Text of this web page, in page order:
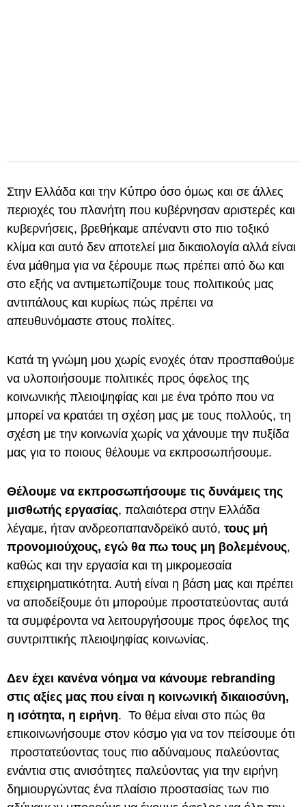
Στην Ελλάδα και την Κύπρο όσο όμως και σε άλλες
περιοχές του πλανήτη που κυβέρνησαν αριστερές και
κυβερνήσεις, βρεθήκαμε απέναντι στο πιο τοξικό
κλίμα και αυτό δεν αποτελεί μια δικαιολογία αλλά είναι
ένα μάθημα για να ξέρουμε πως πρέπει από δω και
στο εξής να αντιμετωπίζουμε τους πολιτικούς μας
αντιπάλους και κυρίως πώς πρέπει να
απευθυνόμαστε στους πολίτες.
Κατά τη γνώμη μου χωρίς ενοχές όταν προσπαθούμε
να υλοποιήσουμε πολιτικές προς όφελος της
κοινωνικής πλειοψηφίας και με ένα τρόπο που να
μπορεί να κρατάει τη σχέση μας με τους πολλούς, τη
σχέση με την κοινωνία χωρίς να χάνουμε την πυξίδα
μας για το ποιους θέλουμε να εκπροσωπήσουμε.
Θέλουμε να εκπροσωπήσουμε τις δυνάμεις της
μισθωτής εργασίας, παλαιότερα στην Ελλάδα
λέγαμε, ήταν ανδρεοπαπανδρεϊκό αυτό, τους μή
προνομιούχους, εγώ θα πω τους μη βολεμένους,
καθώς και την εργασία και τη μικρομεσαία
επιχειρηματικότητα. Αυτή είναι η βάση μας και πρέπει
να αποδείξουμε ότι μπορούμε προστατεύοντας αυτά
τα συμφέροντα να λειτουργήσουμε προς όφελος της
συντριπτικής πλειοψηφίας κοινωνίας.
Δεν έχει κανένα νόημα να κάνουμε rebranding
στις αξίες μας που είναι η κοινωνική δικαιοσύνη,
η ισότητα, η ειρήνη. Το θέμα είναι στο πώς θα
επικοινωνήσουμε στον κόσμο για να τον πείσουμε ότι
προστατεύοντας τους πιο αδύναμους παλεύοντας
ενάντια στις ανισότητες παλεύοντας για την ειρήνη
δημιουργώντας ένα πλαίσιο προστασίας των πιο